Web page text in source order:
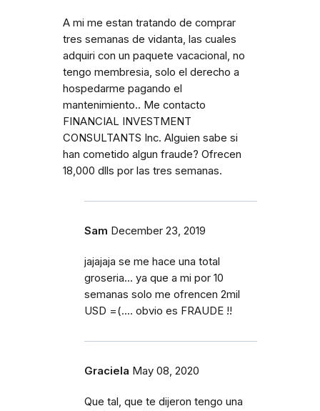
A mi me estan tratando de comprar
tres semanas de vidanta, las cuales
adquiri con un paquete vacacional, no
tengo membresia, solo el derecho a
hospedarme pagando el
mantenimiento.. Me contacto
FINANCIAL INVESTMENT
CONSULTANTS Inc. Alguien sabe si
han cometido algun fraude? Ofrecen
18,000 dlls por las tres semanas.
Sam December 23, 2019
jajajaja se me hace una total
groseria... ya que a mi por 10
semanas solo me ofrencen 2mil
USD =(.... obvio es FRAUDE !!
Graciela May 08, 2020
Que tal, que te dijeron tengo una